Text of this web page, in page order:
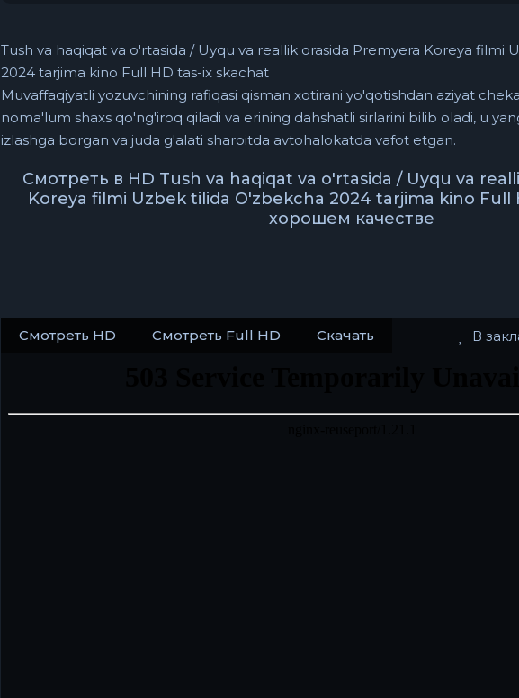
Tush va haqiqat va o'rtasida / Uyqu va reallik orasida Premyera Koreya filmi
2024 tarjima kino Full HD tas-ix skachat
Muvaffaqiyatli yozuvchining rafiqasi qisman xotirani yo'qotishdan aziyat
noma'lum shaxs qo'ng'iroq qiladi va erining dahshatli sirlarini bilib oladi, u
izlashga borgan va juda g'alati sharoitda avtohalokatda vafot etgan.
Смотреть в HD Tush va haqiqat va o'rtasida / Uyqu va
Koreya filmi Uzbek tilida O'zbekcha 2024 tarjima kino Full
хорошем качестве
Смотреть HD Смотреть Full HD Скачать В